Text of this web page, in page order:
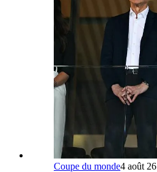
Coupe du monde4 août 26